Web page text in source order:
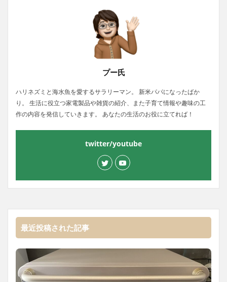
プー氏
ハリネズミと海水魚を愛するサラリーマン。 新米パパになったばか
り。 生活に役立つ家電製品や雑貨の紹介、また子育て情報や趣味の工
作の内容を発信していきます。 あなたの生活のお役に立てれば！
twitter/youtube
最近投稿された記事